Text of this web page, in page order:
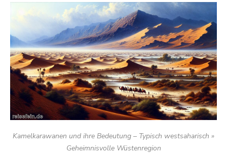
Kamelkarawanen und ihre Bedeutung – Typisch westsaharisch »
Geheimnisvolle Wüstenregion